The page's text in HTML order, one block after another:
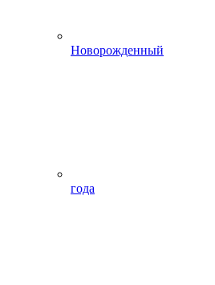
Новорожденный
года